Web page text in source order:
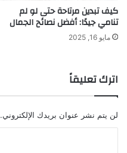
كيف تبدين مرتاحة حتى لو لم
تنامي جيدًا: أفضل نصائح الجمال
مايو 16, 2025
اترك تعليقاً
لن يتم نشر عنوان بريدك الإلكتروني.